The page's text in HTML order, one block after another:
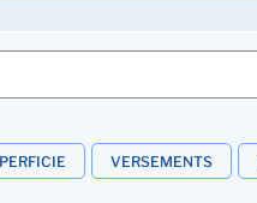
VERSEMENTS